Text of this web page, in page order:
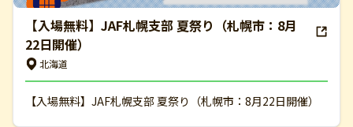
【入場無料】JAF札幌支部 夏祭り（札幌市：8月
22日開催）
北海道
【入場無料】JAF札幌支部 夏祭り（札幌市：8月22日開催）